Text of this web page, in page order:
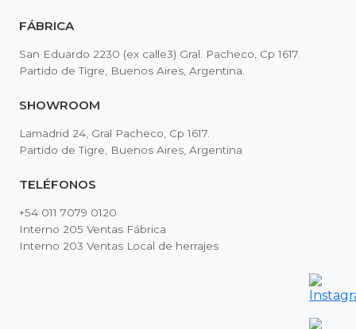
FÁBRICA
San Eduardo 2230 (ex calle3) Gral. Pacheco, Cp 1617.
Partido de Tigre, Buenos Aires, Argentina.
SHOWROOM
Lamadrid 24, Gral Pacheco, Cp 1617.
Partido de Tigre, Buenos Aires, Argentina
TELÉFONOS
+54 011 7079 0120
Interno 205 Ventas Fábrica
Interno 203 Ventas Local de herrajes